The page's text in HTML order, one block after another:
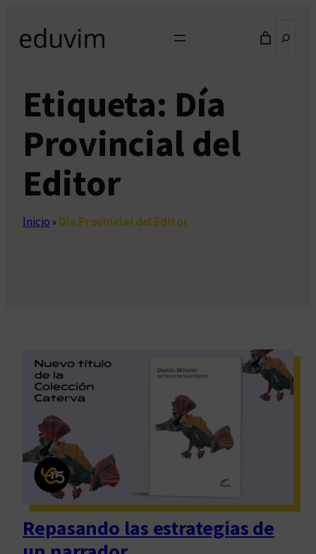
contenido
Etiqueta: Día
Provincial del
Editor
Inicio»Día Provincial del Editor
Repasando las estrategias de